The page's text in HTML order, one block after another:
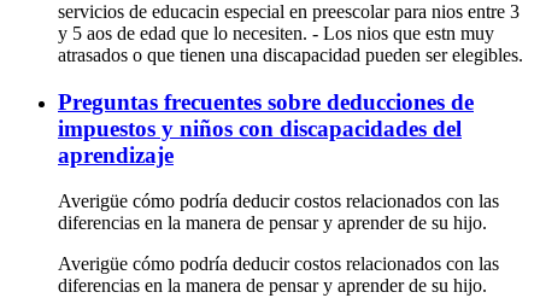
servicios de educacin especial en preescolar para nios entre 3
y 5 aos de edad que lo necesiten. - Los nios que estn muy
atrasados o que tienen una discapacidad pueden ser elegibles.
Preguntas frecuentes sobre deducciones de
impuestos y niños con discapacidades del
aprendizaje
Averigüe cómo podría deducir costos relacionados con las
diferencias en la manera de pensar y aprender de su hijo.
Averigüe cómo podría deducir costos relacionados con las
diferencias en la manera de pensar y aprender de su hijo.